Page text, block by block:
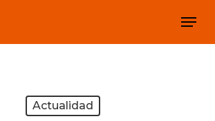
Menu
Actualidad
Close